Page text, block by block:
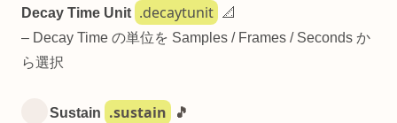
Decay Time Unit .decaytunit
📐
– Decay Time の単位を Samples / Frames / Seconds か
ら選択
Sustain .sustain 🎵